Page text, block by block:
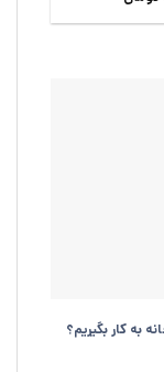
به کار بگیریم؟